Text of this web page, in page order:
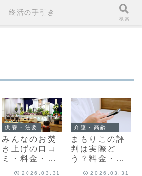
供養・法要
みんなのお焚
き上げの口コ
ミ・料金・申
2026.03.31
まもりこの評
判は実際ど
う？料金・口
2026.03.31
終活の手引き
検索